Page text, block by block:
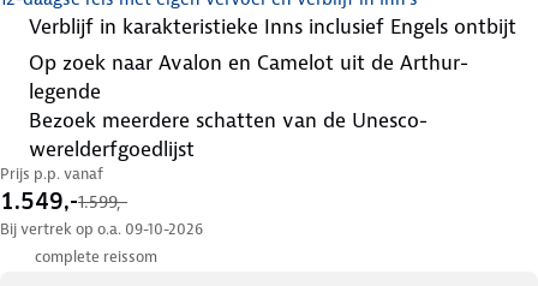
verblijf in karakteristieke Inns inclusief Engels ontbijt
op zoek naar Avalon en Camelot uit de Arthur-
legende
bezoek meerdere schatten van de Unesco-
werelderfgoedlijst
Prijs p.p. vanaf
1.549,-1.599,-
Bij vertrek op o.a. 09-10-2026
complete reissom